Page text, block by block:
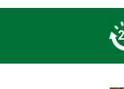
liginin ilk 3'ü